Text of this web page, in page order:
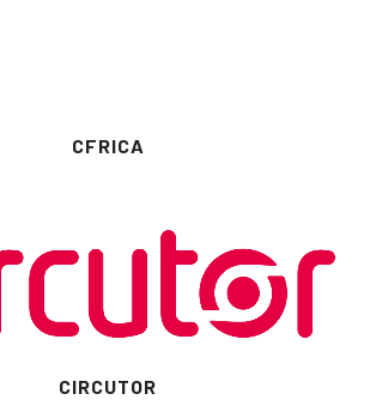
CFRICA
CIRCUTOR